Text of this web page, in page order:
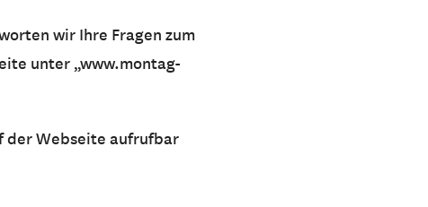
wir Ihre Fragen zum
unter „www.montag-
der Webseite aufrufbar